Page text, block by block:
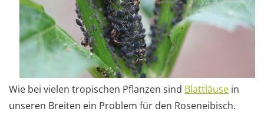
Wie bei vielen tropischen Pflanzen sind Blattläuse in
unseren Breiten ein Problem für den Roseneibisch.